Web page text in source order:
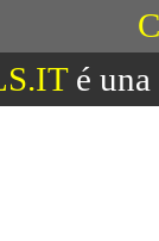
é una